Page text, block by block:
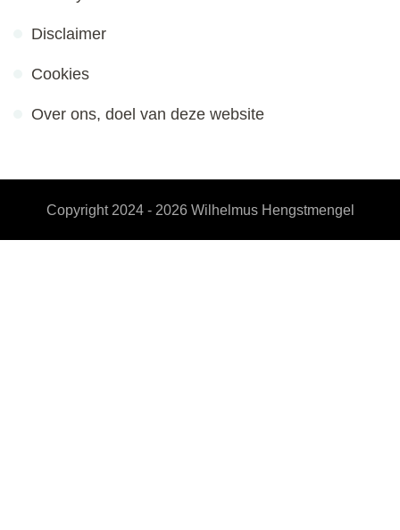
Disclaimer
Cookies
Over ons, doel van deze website
Copyright 2024 - 2026 Wilhelmus Hengstmengel